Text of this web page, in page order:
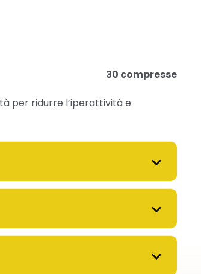
30 compresse
per ridurre l’iperattività e